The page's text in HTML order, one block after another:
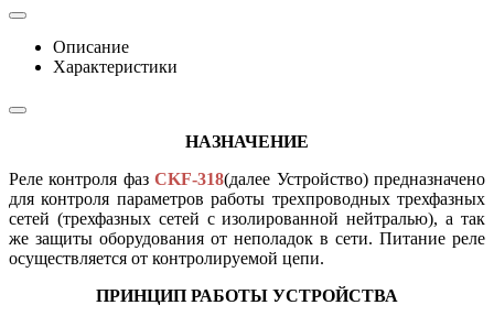
Описание
Характеристики
НАЗНАЧЕНИЕ
Реле контроля фазCKF-318(далее Устройство) предназначено
для контроля параметров работы трехпроводных трехфазных
сетей (трехфазных сетей с изолированной нейтралью), а так
же защиты оборудования от неполадок в сети. Питание реле
осуществляется от контролируемой цепи.
ПРИНЦИП РАБОТЫ УСТРОЙСТВА